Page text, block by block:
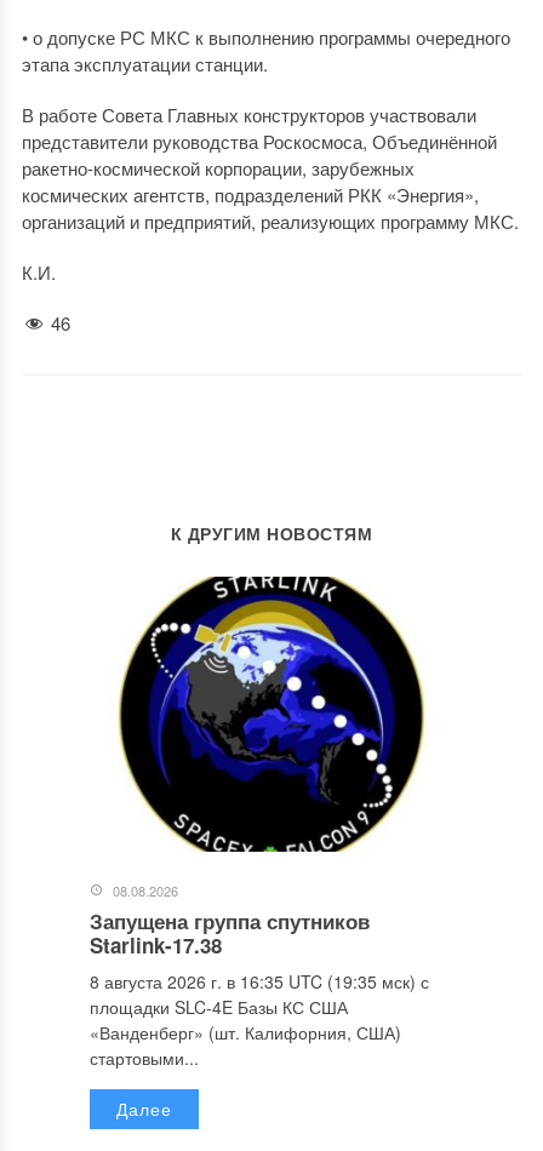
• о допуске РС МКС к выполнению программы очередного
этапа эксплуатации станции.
В работе Совета Главных конструкторов участвовали
представители руководства Роскосмоса, Объединённой
ракетно-космической корпорации, зарубежных
космических агентств, подразделений РКК «Энергия»,
организаций и предприятий, реализующих программу МКС.
К.И.
46
К ДРУГИМ НОВОСТЯМ
08.08.2026
Запущена группа спутников
Starlink-17.38
8 августа 2026 г. в 16:35 UTC (19:35 мск) с
площадки SLC-4E Базы КС США
«Ванденберг» (шт. Калифорния, США)
стартовыми...
Далее